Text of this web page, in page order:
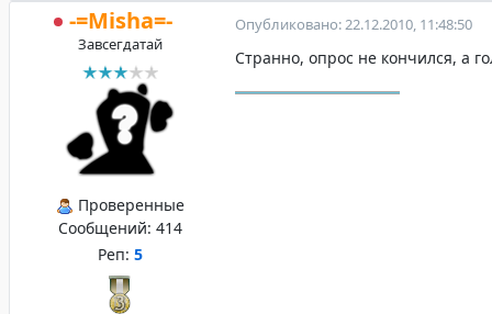
-=Misha=-
Завсегдатай
Проверенные
Сообщений: 414
Реп: 5
Опубликовано: 22.12.2010, 11:48:50
Странно, опрос не кончился, а